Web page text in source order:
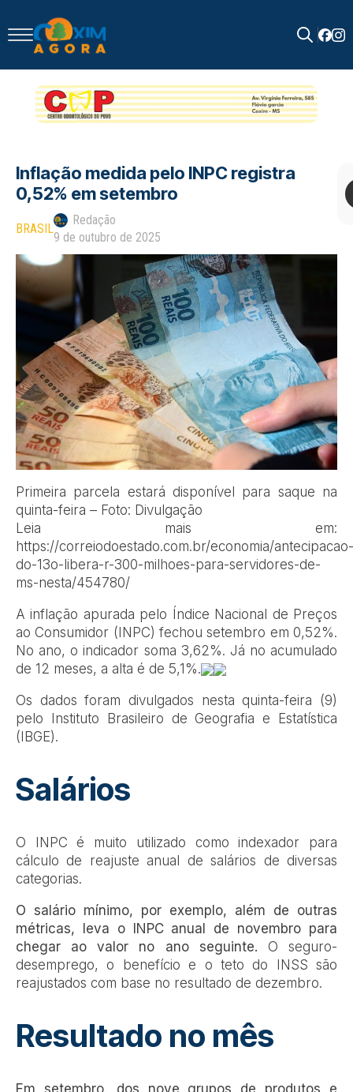
for:
Inflação medida pelo INPC registra
0,52% em setembro
BRASIL
Redação
9 de outubro de 2025
Primeira parcela estará disponível para saque na
quinta-feira – Foto: Divulgação
Leia mais em:
https://correiodoestado.com.br/economia/antecipacao-
do-13o-libera-r-300-milhoes-para-servidores-de-
ms-nesta/454780/
A inflação apurada pelo Índice Nacional de Preços
ao Consumidor (INPC) fechou setembro em 0,52%.
No ano, o indicador soma 3,62%. Já no acumulado
de 12 meses, a alta é de 5,1%.
Os dados foram divulgados nesta quinta-feira (9)
pelo Instituto Brasileiro de Geografia e Estatística
(IBGE).
Salários
O INPC é muito utilizado como indexador para
cálculo de reajuste anual de salários de diversas
categorias.
O salário mínimo, por exemplo, além de outras
métricas, leva o INPC anual de novembro para
chegar ao valor no ano seguinte. O seguro-
desemprego, o benefício e o teto do INSS são
reajustados com base no resultado de dezembro.
Resultado no mês
Em setembro, dos nove grupos de produtos e